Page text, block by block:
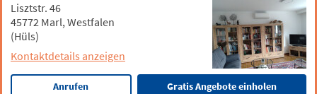
Lisztstr. 46
45772 Marl, Westfalen
(Hüls)
Kontaktdetails anzeigen
Anrufen Gratis Angebote einholen